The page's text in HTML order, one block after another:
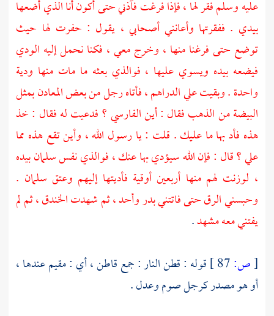
عليه وسلم فقر لها ، فإذا فرغت فآذني حتى أكون أنا الذي أضعها
بيدي . ففقرتها وأعانني أصحابي ، يقول : حفرت لها حيث
توضع حتى فرغنا منها ، وخرج معي ، فكنا نحمل إليه الودي
فيضعه بيده ويسوي عليها ، فوالذي بعثه ما مات منها ودية
واحدة . وبقيت علي الدراهم ، فأتاه رجل من بعض المعادن بمثل
البيضة من الذهب فقال : أين الفارسي ؟ فدعيت له فقال : خذ
هذه فأد بها ما عليك . قلت : يا رسول الله ، وأين تقع هذه مما
علي ؟ قال : فإن الله سيؤدي بها عنك ، فوالذي نفسسلمانبيده
، لوزنت لهم منها أربعين أوقية فأديتها إليهم وعتق سلمان .
وحبسني الرق حتى فاتتني بدر وأحد ، ثم شهدت الخندق ، ثم لم
يفتني معه مشهد.
[ص:
قوله : قطن النار : جمع قاطن ، أي : مقيم عندها ،
أو هو مصدر كرجل صوم وعدل .